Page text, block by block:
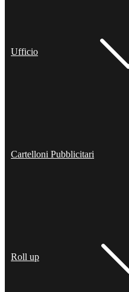
Ufficio
Cartelloni Pubblicitari
Roll up